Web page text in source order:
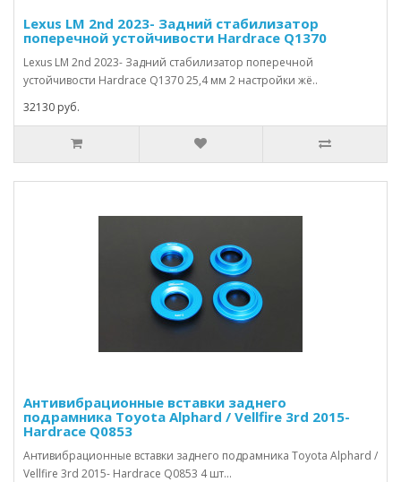
Lexus LM 2nd 2023- Задний стабилизатор
поперечной устойчивости Hardrace Q1370
Lexus LM 2nd 2023- Задний стабилизатор поперечной
устойчивости Hardrace Q1370 25,4 мм 2 настройки жё..
32130 руб.
Антивибрационные вставки заднего
подрамника Toyota Alphard / Vellfire 3rd 2015-
Hardrace Q0853
Антивибрационные вставки заднего подрамника Toyota Alphard /
Vellfire 3rd 2015- Hardrace Q0853 4 шт...